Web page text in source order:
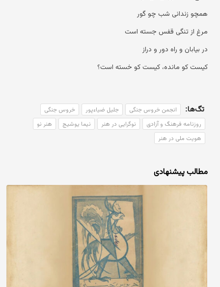
همچو زندانی شب چو گور
مرغ از تنگی قفس جسته است
در بیابان و راه دور و دراز
کیست کو مانده، کیست کو خسته است؟
تگ‌ها: انجمن خروس جنگی جلیل ضیاءپور خروس جنگی
روزنامه فرهنگ و آزادی نوگرایی در هنر نیما یوشیج هنر نو
هویت ملی در هنر
مطالب پیشنهادی